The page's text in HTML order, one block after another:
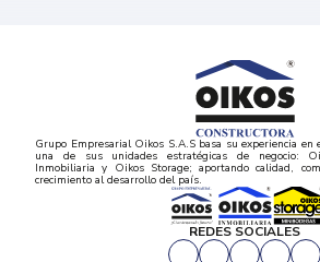
Grupo Empresarial Oikos S.A.S basa su experiencia en
una de sus unidades estratégicas de negocio:
Inmobiliaria y Oikos Storage; aportando calidad,
crecimiento al desarrollo del país.
REDES SOCIALES